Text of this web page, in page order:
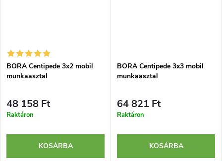
BORA Centipede 3x2 mobil
munkaasztal
48 158 Ft
Raktáron
KOSÁRBA
BORA Centipede 3x3 mobil
munkaasztal
64 821 Ft
Raktáron
KOSÁRBA